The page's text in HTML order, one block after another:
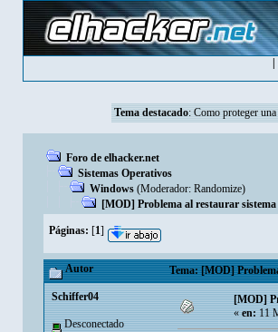
Tema destacado: Como proteger
Foro de elhacker.net
Sistemas Operativos
Windows (Moderador: Randomize)
[MOD] Problema al restaurar sistema
Páginas: [1]
Autor Tema: [MOD]
Schiffer04
Desconectado
[MOD]
«en:11